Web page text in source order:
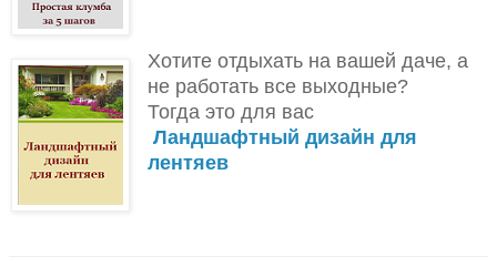
Хотите отдыхать на вашей даче, а
не работать все выходные?
Тогда это для вас
Ландшафтный дизайн для
лентяев